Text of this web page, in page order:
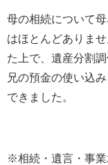
母の相続について
はほとんどありま
た上で、遺産分割
兄の預金の使い込
できました。
※相続・遺言・事業